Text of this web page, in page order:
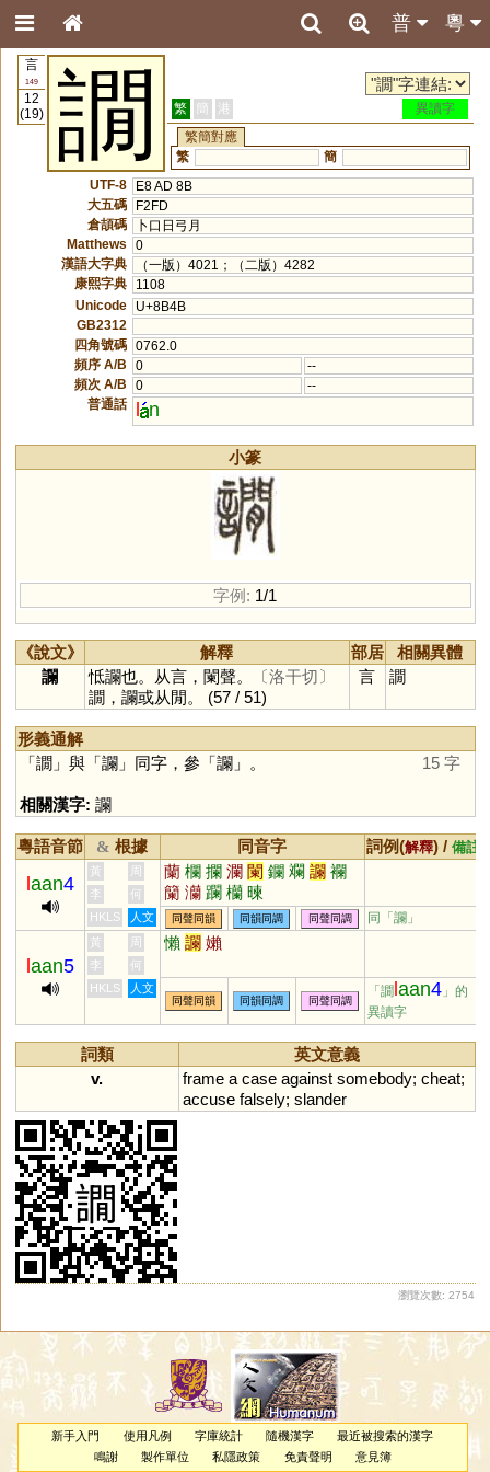
粵
普
言
149
12
(19)
譋 繁 簡 港
異讀字
繁簡對應
繁
簡
UTF-8
E8 AD 8B
大五碼
F2FD
倉頡碼
卜口日弓月
Matthews
0
漢語大字典
（一版）4021；（二版）4282
康熙字典
1108
Unicode
U+8B4B
GB2312
四角號碼 0762.0
頻序 A/B
0
--
頻次 A/B
0
--
普通話
l n
小篆
字例: 1/1
《說文》 解釋 部居
相關異體
讕
怟讕也。从言，闌聲。
〔洛干切〕
譋，讕或从閒。 (57 / 51)
言 譋
形義通解
「譋 」與「讕 」同字，參「讕 」。 15 字
相關漢字: 讕
粵語音節 & 根據 同音字 詞例(解釋) / 備註
aan4
黃 周 蘭 欄 攔 瀾 闌 鑭 斕 讕 襴
籣 灡 躝 欗 暕
李
何
HKLS
人文 同聲同韻 同韻同調 同聲同調 同「讕 」
aan5
黃 周 懶 讕 嬾
李
何
HKLS
人文
同聲同韻 同韻同調 同聲同調
「譋 laan4 」的
異讀字
詞類
英文意義
v.
frame a case against somebody; cheat;
accuse falsely; slander
瀏覽次數: 2754
新手入門 使用凡例 字庫統計 隨機漢字
最近被搜索的漢字
鳴謝
製作單位 私隱政策 免責聲明 意見簿